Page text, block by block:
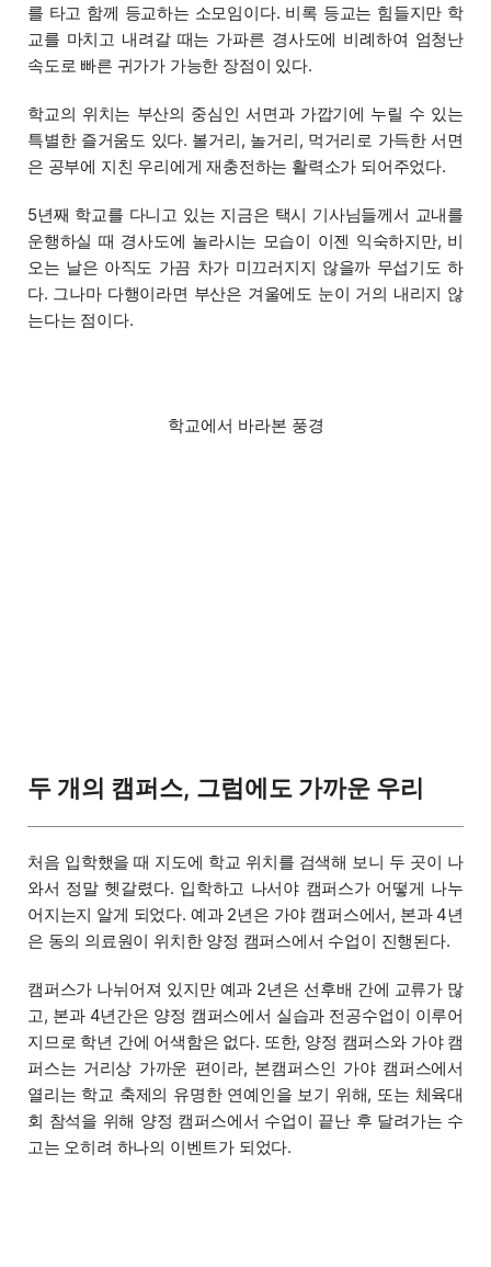
를 타고 함께 등교하는 소모임이다. 비록 등교는 힘들지만 학
교를 마치고 내려갈 때는 가파른 경사도에 비례하여 엄청난
속도로 빠른 귀가가 가능한 장점이 있다.
학교의 위치는 부산의 중심인 서면과 가깝기에 누릴 수 있는
특별한 즐거움도 있다. 볼거리, 놀거리, 먹거리로 가득한 서면
은 공부에 지친 우리에게 재충전하는 활력소가 되어주었다.
5년째 학교를 다니고 있는 지금은 택시 기사님들께서 교내를
운행하실 때 경사도에 놀라시는 모습이 이젠 익숙하지만, 비
오는 날은 아직도 가끔 차가 미끄러지지 않을까 무섭기도 하
다. 그나마 다행이라면 부산은 겨울에도 눈이 거의 내리지 않
는다는 점이다.
학교에서 바라본 풍경
두 개의 캠퍼스, 그럼에도 가까운 우리
처음 입학했을 때 지도에 학교 위치를 검색해 보니 두 곳이 나
와서 정말 헷갈렸다. 입학하고 나서야 캠퍼스가 어떻게 나누
어지는지 알게 되었다. 예과 2년은 가야 캠퍼스에서, 본과 4년
은 동의 의료원이 위치한 양정 캠퍼스에서 수업이 진행된다.
캠퍼스가 나뉘어져 있지만 예과 2년은 선후배 간에 교류가 많
고, 본과 4년간은 양정 캠퍼스에서 실습과 전공수업이 이루어
지므로 학년 간에 어색함은 없다. 또한, 양정 캠퍼스와 가야 캠
퍼스는 거리상 가까운 편이라, 본캠퍼스인 가야 캠퍼스에서
열리는 학교 축제의 유명한 연예인을 보기 위해, 또는 체육대
회 참석을 위해 양정 캠퍼스에서 수업이 끝난 후 달려가는 수
고는 오히려 하나의 이벤트가 되었다.